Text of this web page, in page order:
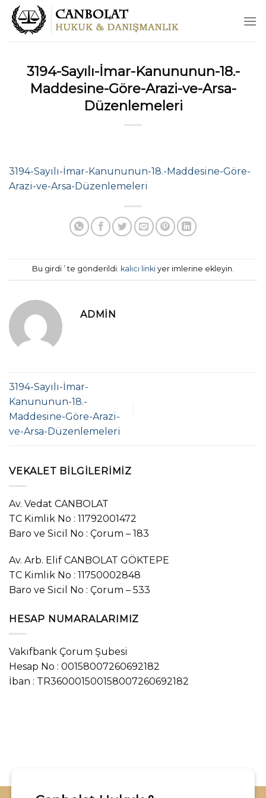
Skip
content
3194-Sayılı-İmar-Kanununun-18.-
Maddesine-Göre-Arazi-ve-Arsa-
Düzenlemeleri
3194-Sayılı-İmar-Kanununun-18.-Maddesine-Göre-
Arazi-ve-Arsa-Düzenlemeleri
Bu girdi ’ te gönderildi. kalıcı linki yer imlerine ekleyin.
ADMIN
3194-Sayılı-İmar-
Kanununun-18.-
Maddesine-Göre-Arazi-
ve-Arsa-Düzenlemeleri
VEKALET BILGILERIMIZ
Av. Vedat CANBOLAT
TC Kimlik No : 11792001472
Baro ve Sicil No : Çorum – 183
Av. Arb. Elif CANBOLAT GÖKTEPE
TC Kimlik No : 11750002848
Baro ve Sicil No : Çorum – 533
HESAP NUMARALARIMIZ
Vakıfbank Çorum Şubesi
Hesap No : 00158007260692182
İban : TR360001500158007260692182